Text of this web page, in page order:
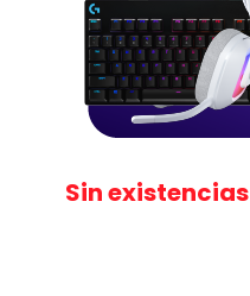
Sin existencias